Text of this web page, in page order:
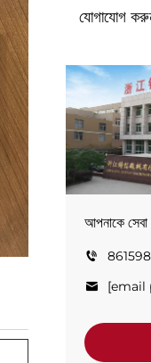
যোগাযোগ
আপনাকে সেবা
[email